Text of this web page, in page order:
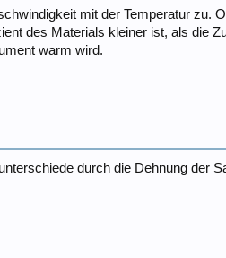
mit der Temperatur zu.
des Materials kleiner ist, als die
warm wird.
durch die Dehnung der